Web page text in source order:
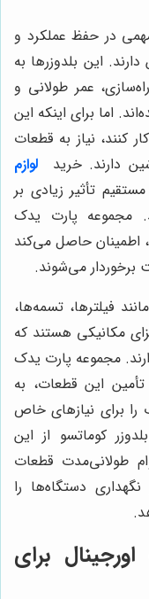
در حفظ عملکرد و
این بلدوزرها به
عمر طولانی و
اما برای اینکه این
کنند، نیاز به قطعات
دارند. خرید
لوازم
تأثیر زیادی بر
مجموعه پارت یدک
اطمینان حاصل می‌کند
برخوردار می‌شوند.
فیلترها، تسمه‌ها،
مکانیکی هستند که
مجموعه پارت یدک
این قطعات، به
را برای نیازهای خاص
کوماتسو از این
طولانی‌مدت قطعات
دستگاه‌ها را
برای